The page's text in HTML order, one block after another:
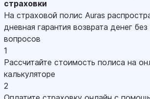
страховки
На страховой полис Auras
дневная гарантия возврата денег
вопросов
1
Рассчитайте стоимость полиса на
калькуляторе
2